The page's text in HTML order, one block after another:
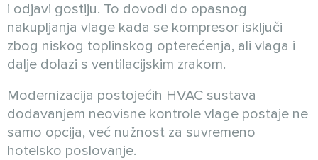
i odjavi gostiju. To dovodi do opasnog
nakupljanja vlage kada se kompresor isključi
zbog niskog toplinskog opterećenja, ali vlaga i
dalje dolazi s ventilacijskim zrakom.
Modernizacija postojećih HVAC sustava
dodavanjem neovisne kontrole vlage postaje ne
samo opcija, već nužnost za suvremeno
hotelsko poslovanje.